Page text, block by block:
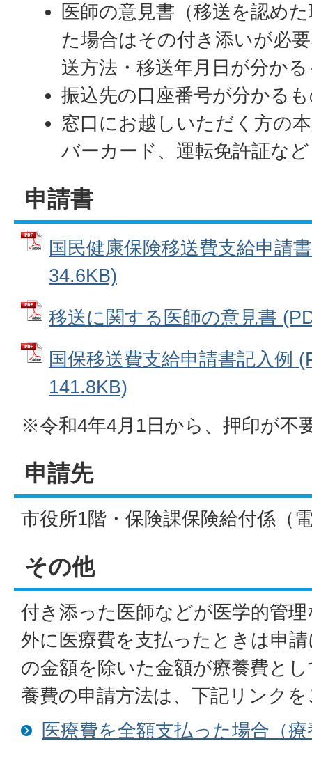
医師の意見書（移送を認め
た場合はその付き添いが必
送方法・移送年月日が分か
振込先の口座番号が分かる
窓口にお越しいただく方の
バーカード、運転免許証な
申請書
国民健康保険移送費支給申請
34.6KB)
移送に関する医師の意見書
国保移送費支給申請書記入例
141.8KB)
※令和4年4月1日から、押印が不
申請先
市役所1階・保険課保険給付係（
その他
付き添った医師などが医学的管
外に医療費を支払ったときは申
の金額を除いた金額が療養費と
養費の申請方法は、下記リンク
医療費を全額支払った場合（